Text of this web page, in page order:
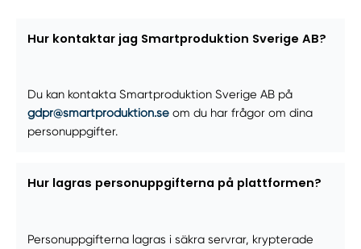
Hur kontaktar jag Smartproduktion Sverige AB?
Du kan kontakta Smartproduktion Sverige AB på
gdpr@smartproduktion.seom du har frågor om dina
personuppgifter.
Hur lagras personuppgifterna på plattformen?
Personuppgifterna lagras i säkra servrar, krypterade